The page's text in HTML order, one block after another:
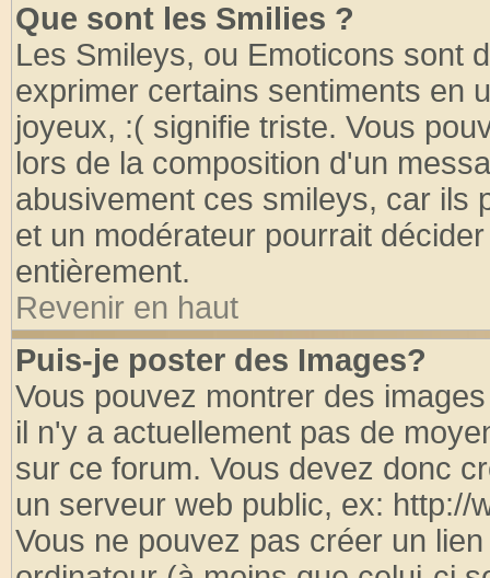
Que sont les Smilies ?
Les Smileys, ou Emoticons sont
exprimer certains sentiments en
joyeux, :( signifie triste. Vous
lors de la composition d'un
abusivement ces smileys, car ils
et un modérateur pourrait
entièrement.
Revenir en haut
Puis-je poster des Images?
Vous pouvez montrer des
il n'y a actuellement pas de
sur ce forum. Vous devez donc
un serveur web public, ex: http://
Vous ne pouvez pas créer un